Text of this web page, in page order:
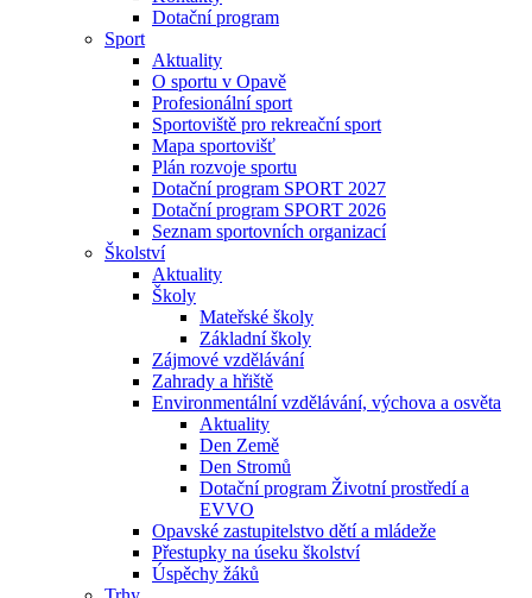
Dotační program
Sport
Aktuality
O sportu v Opavě
Profesionální sport
Sportoviště pro rekreační sport
Mapa sportovišť
Plán rozvoje sportu
Dotační program SPORT 2027
Dotační program SPORT 2026
Seznam sportovních organizací
Školství
Aktuality
Školy
Mateřské školy
Základní školy
Zájmové vzdělávání
Zahrady a hřiště
Environmentální vzdělávání, výchova a osvěta
Aktuality
Den Země
Den Stromů
Dotační program Životní prostředí a
EVVO
Opavské zastupitelstvo dětí a mládeže
Přestupky na úseku školství
Úspěchy žáků